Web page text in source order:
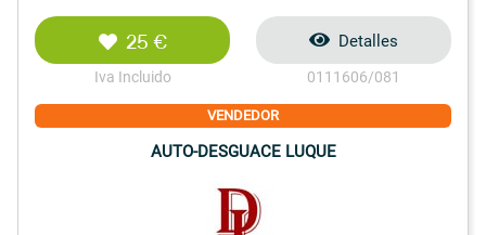
25 €
Iva Incluido
Detalles
0111606/081
VENDEDOR
AUTO-DESGUACE LUQUE